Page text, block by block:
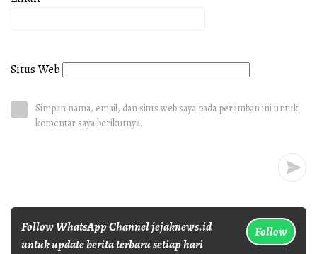
Situs Web
Simpan nama, email, dan situs web saya pada peramban ini untuk
komentar saya berikutnya.
Follow WhatsApp Channel jejaknews.id
untuk update berita terbaru setiap hari
Follow